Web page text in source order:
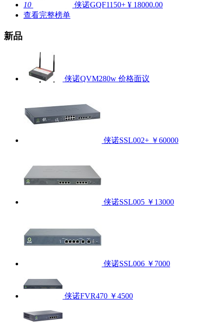
10 侠诺GQF1150+ ¥ 18000.00
查看完整榜单
新品
侠诺QVM280w 价格面议
侠诺SSL002+ ￥60000
侠诺SSL005 ￥13000
侠诺SSL006 ￥7000
侠诺FVR470 ￥4500